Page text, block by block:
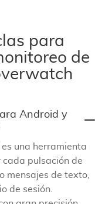
para
de
Android y
una herramienta
pulsación de
mensajes de texto,
de sesión.